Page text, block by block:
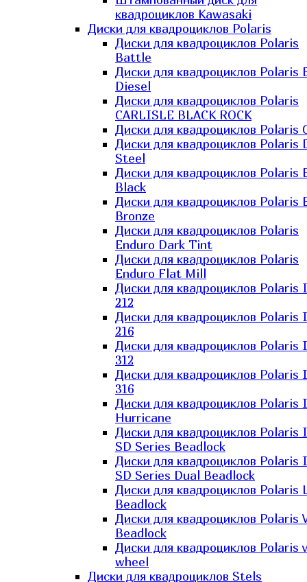
квадроциклов Kawasaki​
Диски для квадроциклов Polaris
Диски для квадроциклов Polaris
Battle
Диски для квадроциклов Polaris
Diesel
Диски для квадроциклов Polaris
CARLISLE BLACK ROCK
Диски для квадроциклов Polaris
Диски для квадроциклов Polaris
Steel
Диски для квадроциклов Polaris
Black
Диски для квадроциклов Polaris
Bronze
Диски для квадроциклов Polaris
Enduro Dark Tint
Диски для квадроциклов Polaris
Enduro Flat Mill
Диски для квадроциклов Polaris
212
Диски для квадроциклов Polaris
216
Диски для квадроциклов Polaris
312
Диски для квадроциклов Polaris
316
Диски для квадроциклов Polaris
Hurricane
Диски для квадроциклов Polaris
SD Series Beadlock
Диски для квадроциклов Polaris
SD Series Dual Beadlock
Диски для квадроциклов Polaris
Beadlock
Диски для квадроциклов Polaris
Beadlock
Диски для квадроциклов Polaris
wheel
Диски для квадроциклов Stels